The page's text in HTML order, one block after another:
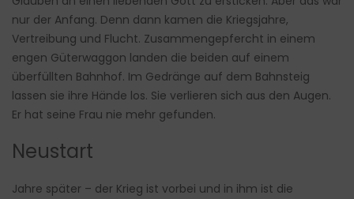
nur der Anfang. Denn dann kamen die Kriegsjahre,
Vertreibung und Flucht. Zusammengepfercht in einem
engen Güterwaggon landen die beiden auf einem
überfüllten Bahnhof. Im Gedränge auf dem Bahnsteig
lassen sie ihre Hände los. Sie verlieren sich aus den Augen.
Er hat seine Frau nie mehr gefunden.
Neustart
Jahre später – der Krieg ist vorbei und in ihm ist die